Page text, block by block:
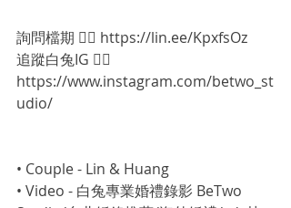
詢問檔期 👉🏻 https://lin.ee/KpxfsOz
追蹤白兔IG 👉🏻
https://www.instagram.com/betwo_st
udio/
• Couple - Lin & Huang
• Video - 白兔專業婚禮錄影 BeTwo